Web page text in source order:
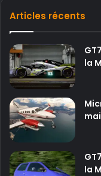
Articles récents
la
la